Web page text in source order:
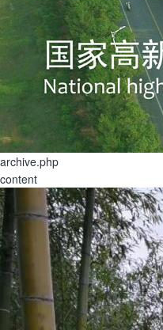
archive.php
content